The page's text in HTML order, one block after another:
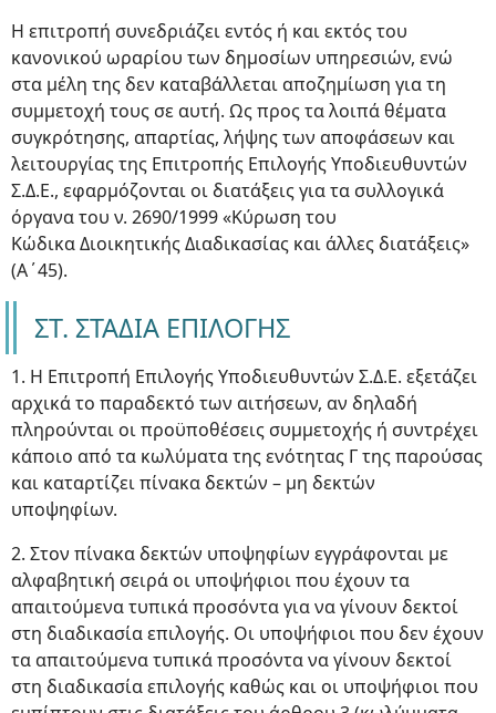
Η επιτροπή συνεδριάζει εντός ή και εκτός του
κανονικού ωραρίου των δημοσίων υπηρεσιών, ενώ
στα μέλη της δεν καταβάλλεται αποζημίωση για τη
συμμετοχή τους σε αυτή. Ως προς τα λοιπά θέματα
συγκρότησης, απαρτίας, λήψης των αποφάσεων και
λειτουργίας της Επιτροπής Επιλογής Υποδιευθυντών
Σ.Δ.Ε., εφαρμόζονται οι διατάξεις για τα συλλογικά
όργανα του ν. 2690/1999 «Κύρωση του
Κώδικα Διοικητικής Διαδικασίας και άλλες διατάξεις»
(Α΄45).
ΣΤ. ΣΤΑΔΙΑ ΕΠΙΛΟΓΗΣ
1. Η Επιτροπή Επιλογής Υποδιευθυντών Σ.Δ.Ε. εξετάζει
αρχικά το παραδεκτό των αιτήσεων, αν δηλαδή
πληρούνται οι προϋποθέσεις συμμετοχής ή συντρέχει
κάποιο από τα κωλύματα της ενότητας Γ της παρούσας
και καταρτίζει πίνακα δεκτών – μη δεκτών
υποψηφίων.
2. Στον πίνακα δεκτών υποψηφίων εγγράφονται με
αλφαβητική σειρά οι υποψήφιοι που έχουν τα
απαιτούμενα τυπικά προσόντα για να γίνουν δεκτοί
στη διαδικασία επιλογής. Οι υποψήφιοι που δεν έχουν
τα απαιτούμενα τυπικά προσόντα να γίνουν δεκτοί
στη διαδικασία επιλογής καθώς και οι υποψήφιοι που